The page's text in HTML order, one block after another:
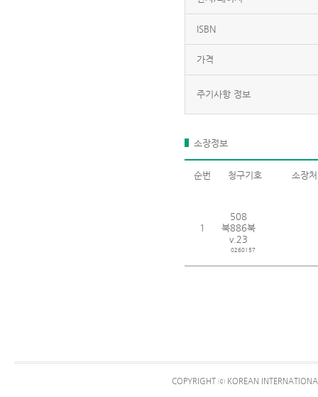
ISBN
가격
주기사항 정보
소장정보
순번 청구기호 소장처
1
508
북886북
v.23
0260157
COPYRIGHT ⓒ KOREAN